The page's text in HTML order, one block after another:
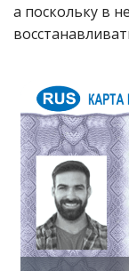
а поскольку в